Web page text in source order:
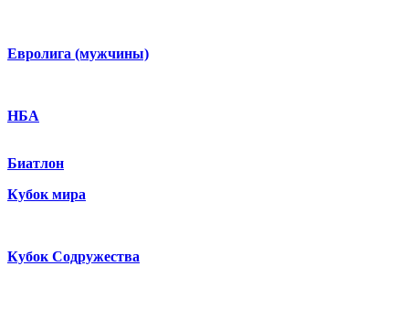
Евролига (мужчины)
НБА
Биатлон
Кубок мира
Кубок Содружества